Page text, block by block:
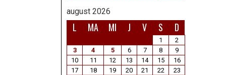
august 2026
L MA MI J V S D
1
2
3
4 5 6 7 8
9
10
11 12 13 14 15
16
17
18 19 20 21 22
23